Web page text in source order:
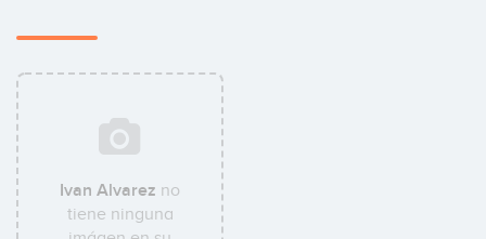
Ivan Alvarez no
tiene ninguna